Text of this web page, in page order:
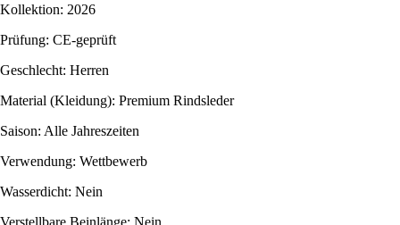
Kollektion: 2026
Prüfung: CE-geprüft
Geschlecht: Herren
Material (Kleidung): Premium Rindsleder
Saison: Alle Jahreszeiten
Verwendung: Wettbewerb
Wasserdicht: Nein
Verstellbare Beinlänge: Nein